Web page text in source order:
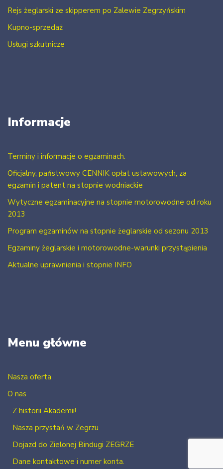
Rejs żeglarski ze skipperem po Zalewie Zegrzyńskim
Kupno-sprzedaż
Usługi szkutnicze
Informacje
Terminy i informacje o egzaminach.
Oficjalny, państwowy CENNIK opłat ustawowych, za
egzamin i patent na stopnie wodniackie
Wytyczne egzaminacyjne na stopnie motorowodne od roku
2013
Program egzaminów na stopnie żeglarskie od sezonu 2013
Egzaminy żeglarskie i motorowodne-warunki przystąpienia
Aktualne uprawnienia i stopnie INFO
Menu główne
Nasza oferta
O nas
Z historii Akademii!
Nasza przystań w Zegrzu
Dojazd do Zielonej Bindugi ZEGRZE
Dane kontaktowe i numer konta.